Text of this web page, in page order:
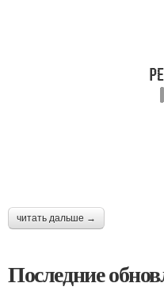
читать дальше →
Последние